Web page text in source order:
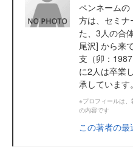
ペンネーム
方は、セミナ
た、3人の合
尾沢] から来
支（卯：
に2人は卒業
承しています。
※プロフィールは
の内容です
この著者の